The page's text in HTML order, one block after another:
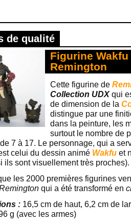
de qualité
Figurine Wakfu
Remington
Cette figurine de
Collection UDXqui
de dimension de la
distingue par une
dans la peinture, les
surtout le nombre de
7 à 17. Le personnage, qui a
celui du dessin animé Wakfu et
ils sont visuellement très proches).
les 2000 premières figurines
qui a été transformé en
: 16,5 cm de haut, 6,2 cm de
g (avec les armes)